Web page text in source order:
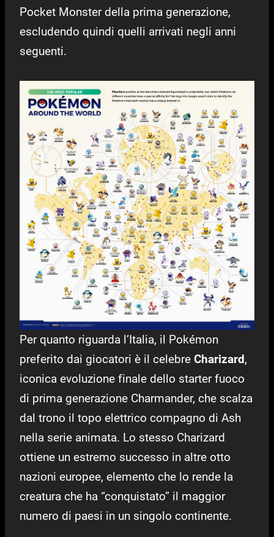
Pocket Monster della prima generazione,
escludendo quindi quelli arrivati negli anni
seguenti.
Per quanto riguarda l’Italia, il Pokémon
preferito dai giocatori è il celebre Charizard,
iconica evoluzione finale dello starter fuoco
di prima generazione Charmander, che scalza
dal trono il topo elettrico compagno di Ash
nella serie animata. Lo stesso Charizard
ottiene un estremo successo in altre otto
nazioni europee, elemento che lo rende la
creatura che ha “conquistato” il maggior
numero di paesi in un singolo continente.